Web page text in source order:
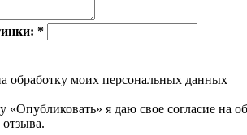
*
обработку моих персональных данных
я даю свое согласие на